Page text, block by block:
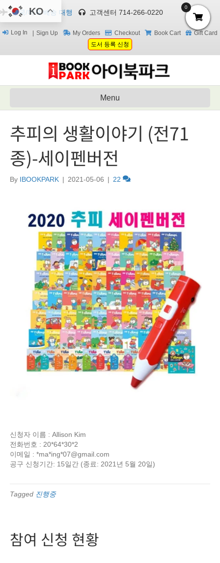
한국/미국 배송 대행 고객센터 714-266-0220
Log In Sign Up My Orders Checkout Book Cart
Gift Card
도서 등록 신청
Menu
추피의 생활이야기 (전71
종)-세이펜버전
By IBOOKPARK | 2021-05-06 | 22
신청자 이름 : Allison Kim
전화번호 : 20*64*30*2
이메일 : *ma*ing*07@gmail.com
공구 신청기간: 15일간 (종료: 2021년 5월 20일)
Tagged 진행중
참여 신청 현황
KO 0